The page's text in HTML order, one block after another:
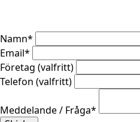
Namn*
Email*
Företag (valfritt)
Telefon (valfritt)
Meddelande / Fråga*